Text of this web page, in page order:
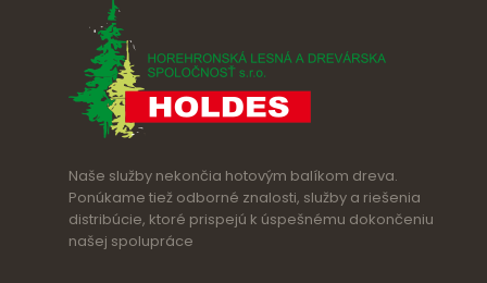
Naše služby nekončia hotovým balíkom dreva.
Ponúkame tiež odborné znalosti, služby a riešenia
distribúcie, ktoré prispejú k úspešnému dokončeniu
našej spolupráce